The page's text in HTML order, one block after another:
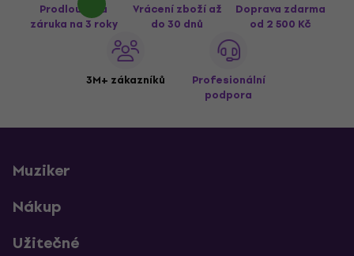
Prodloužená
záruka na 3 roky
Vrácení zboží až
do 30 dnů
Doprava zdarma
od 2 500 Kč
3M+ zákazníků
Profesionální
podpora
Muziker
Nákup
Užitečné